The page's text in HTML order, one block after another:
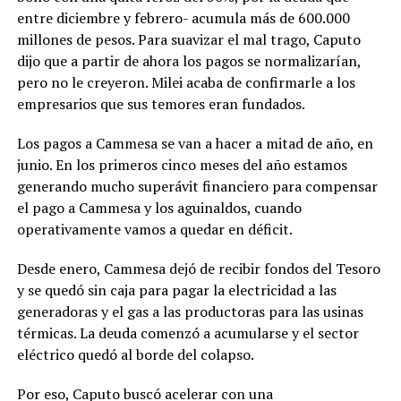
entre diciembre y febrero- acumula más de 600.000
millones de pesos. Para suavizar el mal trago, Caputo
dijo que a partir de ahora los pagos se normalizarían,
pero no le creyeron. Milei acaba de confirmarle a los
empresarios que sus temores eran fundados.
Los pagos a Cammesa se van a hacer a mitad de año, en
junio. En los primeros cinco meses del año estamos
generando mucho superávit financiero para compensar
el pago a Cammesa y los aguinaldos, cuando
operativamente vamos a quedar en déficit.
Desde enero, Cammesa dejó de recibir fondos del Tesoro
y se quedó sin caja para pagar la electricidad a las
generadoras y el gas a las productoras para las usinas
térmicas. La deuda comenzó a acumularse y el sector
eléctrico quedó al borde del colapso.
Por eso, Caputo buscó acelerar con una